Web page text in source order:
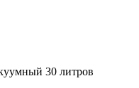
30 литров